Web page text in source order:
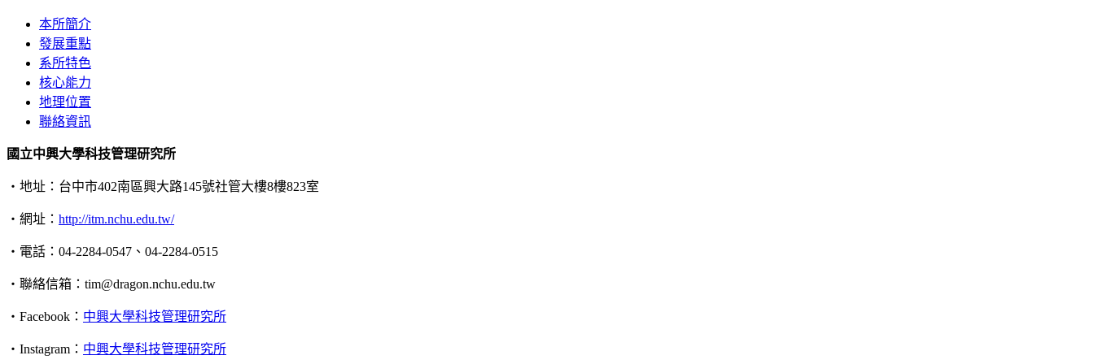
本所簡介
發展重點
系所特色
核心能力
地理位置
聯絡資訊
國立中興大學科技管理研究所
‧地址：台中市402南區興大路145號社管大樓8樓823室
‧網址： http://itm.nchu.edu.tw/
‧電話：04-2284-0547、04-2284-0515
‧聯絡信箱：tim@dragon.nchu.edu.tw
‧Facebook： 中興大學科技管理研究所
‧Instagram： 中興大學科技管理研究所